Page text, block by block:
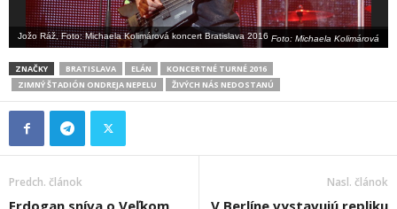
Foto: Michaela Kolimárová
Jožo Ráž, Foto: Michaela Kolimárová koncert Bratislava 2016
ZNAČKY BRATISLAVA ELÁN
KONCERTNÉ TURNÉ 2016
ZIMNÝ ŠTADIÓN ONDREJA NEPELU
ŽIVÝCH NÁS NEDOSTANÚ
Predch. článok
Erdogan sníva o Veľkom
Nasl. článok
V Berlíne vystavujú repliku